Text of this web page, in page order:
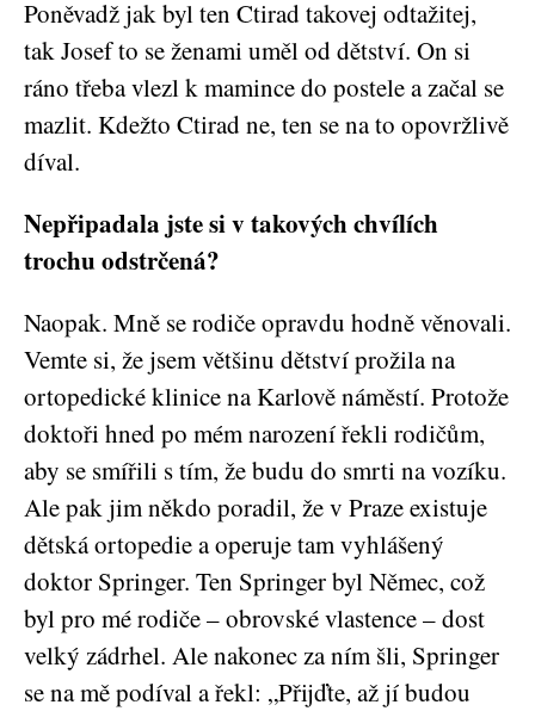
Poněvadž jak byl ten Ctirad takovej odtažitej,
tak Josef to se ženami uměl od dětství. On si
ráno třeba vlezl k mamince do postele a začal se
mazlit. Kdežto Ctirad ne, ten se na to opovržlivě
díval.
Nepřipadala jste si v takových chvílích
trochu odstrčená?
Naopak. Mně se rodiče opravdu hodně věnovali.
Vemte si, že jsem většinu dětství prožila na
ortopedické klinice na Karlově náměstí. Protože
doktoři hned po mém narození řekli rodičům,
aby se smířili s tím, že budu do smrti na vozíku.
Ale pak jim někdo poradil, že v Praze existuje
dětská ortopedie a operuje tam vyhlášený
doktor Springer. Ten Springer byl Němec, což
byl pro mé rodiče – obrovské vlastence – dost
velký zádrhel. Ale nakonec za ním šli, Springer
se na mě podíval a řekl: „Přijďte, až jí budou